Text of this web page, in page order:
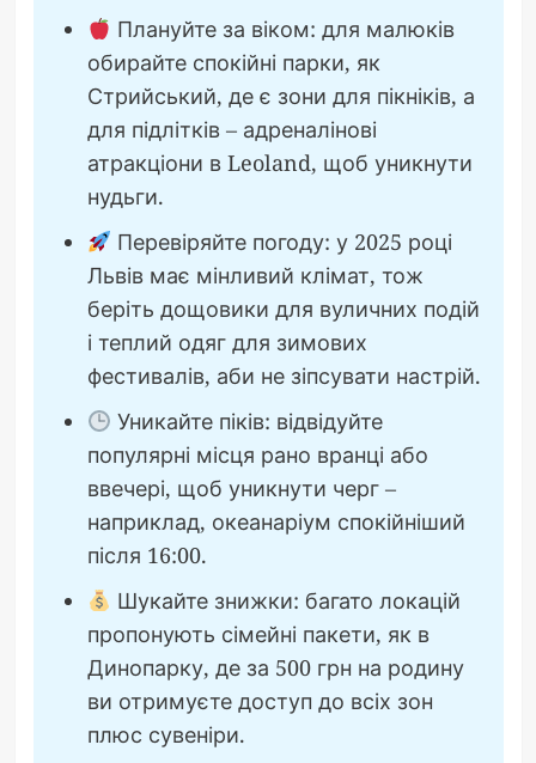
Плануйте за віком: для малюків
обирайте спокійні парки, як
Стрийський, де є зони для пікніків, а
для підлітків – адреналінові
атракціони в Leoland, щоб уникнути
нудьги.
Перевіряйте погоду: у 2025 році
Львів має мінливий клімат, тож
беріть дощовики для вуличних подій
і теплий одяг для зимових
фестивалів, аби не зіпсувати настрій.
Уникайте піків: відвідуйте
популярні місця рано вранці або
ввечері, щоб уникнути черг –
наприклад, океанаріум спокійніший
після 16:00.
Шукайте знижки: багато локацій
пропонують сімейні пакети, як в
Динопарку, де за 500 грн на родину
ви отримуєте доступ до всіх зон
плюс сувеніри.